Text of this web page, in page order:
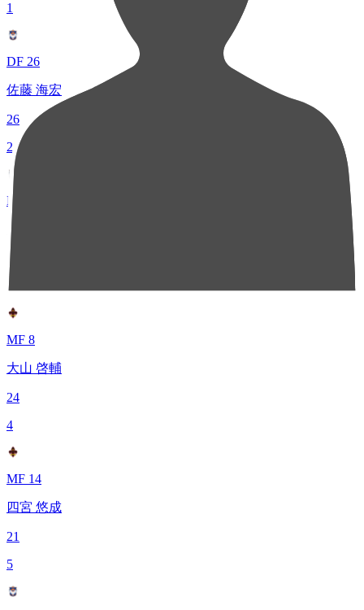
1
DF 26
佐藤 海宏
26
2
MF 17
シマブク カズヨシ
24
2
MF 8
大山 啓輔
24
4
MF 14
四宮 悠成
21
5